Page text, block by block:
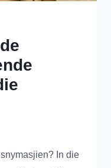
In die